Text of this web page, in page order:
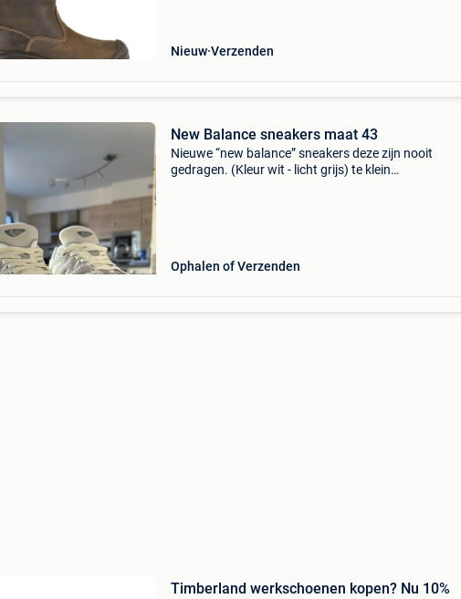
Nieuw Verzenden
New Balance sneakers maat 43
Nieuwe “new balance” sneakers deze zijn nooit
gedragen. (Kleur wit - licht grijs) te klein
Ophalen of Verzenden
Timberland werkschoenen kopen? Nu 10%